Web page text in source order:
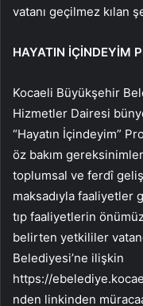
vatanı geçilmez kılan
HAYATIN İÇİNDEYİM
Kocaeli Büyükşehir
Hizmetler Dairesi
“Hayatın İçindeyim”
öz bakım
toplumsal ve ferdî
maksadıyla faaliyetler
tıp faaliyetlerin
belirten yetkililer
Belediyesi’ne ilişkin
https://
nden linkinden